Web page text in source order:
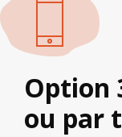
Option
ou par